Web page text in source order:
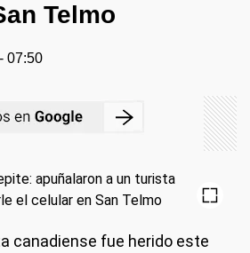
Telmo
07:50
canadiense fue herido este